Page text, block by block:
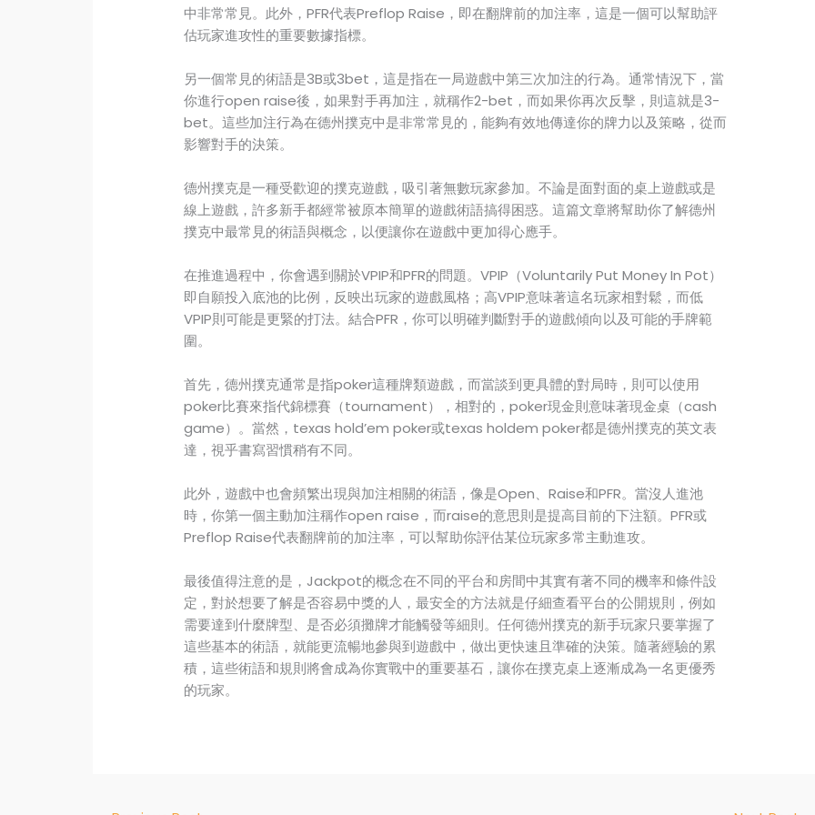
中非常常見。此外，PFR代表Preflop Raise，即在翻牌前的加注率，這是一個可以幫助評
估玩家進攻性的重要數據指標。
另一個常見的術語是3B或3bet，這是指在一局遊戲中第三次加注的行為。通常情況下，當
你進行open raise後，如果對手再加注，就稱作2-bet，而如果你再次反擊，則這就是3-
bet。這些加注行為在德州撲克中是非常常見的，能夠有效地傳達你的牌力以及策略，從而
影響對手的決策。
德州撲克是一種受歡迎的撲克遊戲，吸引著無數玩家參加。不論是面對面的桌上遊戲或是
線上遊戲，許多新手都經常被原本簡單的遊戲術語搞得困惑。這篇文章將幫助你了解德州
撲克中最常見的術語與概念，以便讓你在遊戲中更加得心應手。
在推進過程中，你會遇到關於VPIP和PFR的問題。VPIP（Voluntarily Put Money In Pot）
即自願投入底池的比例，反映出玩家的遊戲風格；高VPIP意味著這名玩家相對鬆，而低
VPIP則可能是更緊的打法。結合PFR，你可以明確判斷對手的遊戲傾向以及可能的手牌範
圍。
首先，德州撲克通常是指poker這種牌類遊戲，而當談到更具體的對局時，則可以使用
poker比賽來指代錦標賽（tournament），相對的，poker現金則意味著現金桌（cash
game）。當然，texas hold’em poker或texas holdem poker都是德州撲克的英文表
達，視乎書寫習慣稍有不同。
此外，遊戲中也會頻繁出現與加注相關的術語，像是Open、Raise和PFR。當沒人進池
時，你第一個主動加注稱作open raise，而raise的意思則是提高目前的下注額。PFR或
Preflop Raise代表翻牌前的加注率，可以幫助你評估某位玩家多常主動進攻。
最後值得注意的是，Jackpot的概念在不同的平台和房間中其實有著不同的機率和條件設
定，對於想要了解是否容易中獎的人，最安全的方法就是仔細查看平台的公開規則，例如
需要達到什麼牌型、是否必須攤牌才能觸發等細則。任何德州撲克的新手玩家只要掌握了
這些基本的術語，就能更流暢地參與到遊戲中，做出更快速且準確的決策。隨著經驗的累
積，這些術語和規則將會成為你實戰中的重要基石，讓你在撲克桌上逐漸成為一名更優秀
的玩家。